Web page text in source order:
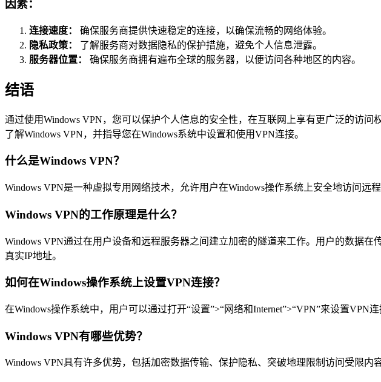
因素：
连接速度：
确保服务商提供快速稳定的连接，以确保流畅的网络体验。
隐私政策：
了解服务商对数据隐私的保护措施，避免个人信息泄露。
服务器位置：
确保服务商拥有遍布全球的服务器，以便访问各种地区的内容。
结语
通过使用Windows VPN，您可以保护个人信息的安全性，在互联网上享有更广泛的访
了解Windows VPN，并指导您在Windows系统中设置和使用VPN连接。
什么是Windows VPN？
Windows VPN是一种虚拟专用网络技术，允许用户在Windows操作系统上安全地访问
Windows VPN的工作原理是什么？
Windows VPN通过在用户设备和远程服务器之间建立加密的隧道来工作。用户的数据
真实IP地址。
如何在Windows操作系统上设置VPN连接？
在Windows操作系统中，用户可以通过打开“设置”>“网络和Internet”>“VPN”来设置
Windows VPN有哪些优势？
Windows VPN具有许多优势，包括加密数据传输、保护隐私、突破地理限制访问受限